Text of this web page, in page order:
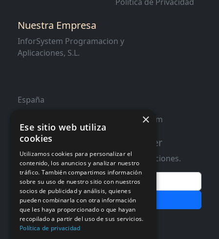
Nuestra Empresa
InforSystem Programacion y
Aplicaciones, S.L.
España
contacto@distribucioninformatica.com
Suscribete a nuestro Newsletter
Te informaremos de ofertas y promociones.
Email
Subscribir
Aceptar Politica dePrivacidad
×
Ese sitio web utiliza
cookies
Utilizamos cookies para personalizar el
contenido, los anuncios y analizar nuestro
tráfico. También compartimos información
sobre su uso de nuestro sitio con nuestros
socios de publicidad y análisis, quienes
pueden combinarla con otra información
que les haya proporcionado o que hayan
recopilado a partir del uso de sus servicios.
Política de privacidad